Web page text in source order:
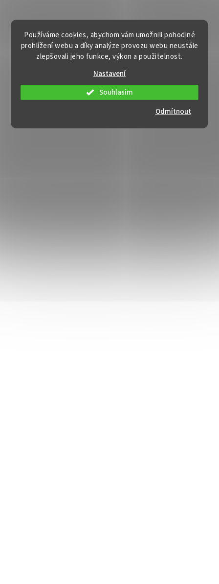
Používáme cookies, abychom vám umožnili pohodlné
prohlížení webu a díky analýze provozu webu neustále
zlepšovali jeho funkce, výkon a použitelnost.
Nastavení
Odmítnout
Souhlasím